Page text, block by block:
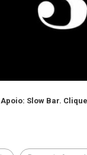
Apoio: Slow Bar.